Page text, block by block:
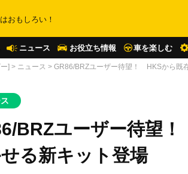
おもしろい！
ニュース お役立ち情報 車を楽しむ
] > ニュース > GR86/BRZユーザー待望！ HKSから既
BRZユーザー待望
る新キット登場